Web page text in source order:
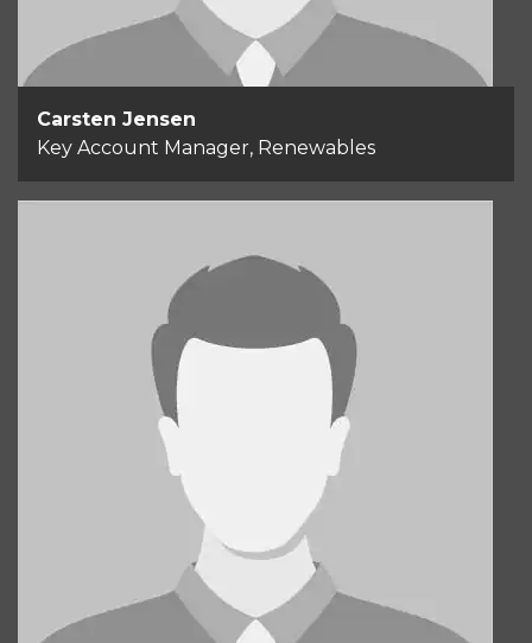
Carsten Jensen
Key Account Manager, Renewables
Claus Dam Jørgensen
Key Account Manager, Renewables
+45 31 22 09 49